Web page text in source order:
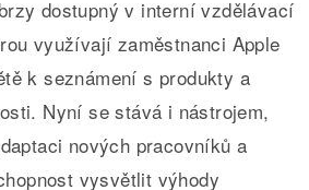
dostupný v interní vzdělávací
využívají zaměstnanci Apple
k seznámení s produkty a
Nyní se stává i nástrojem,
nových pracovníků a
vysvětlit výhody